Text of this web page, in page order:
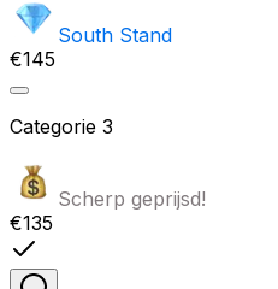
South Stand
€145
Categorie 3
Scherp geprijsd!
€135